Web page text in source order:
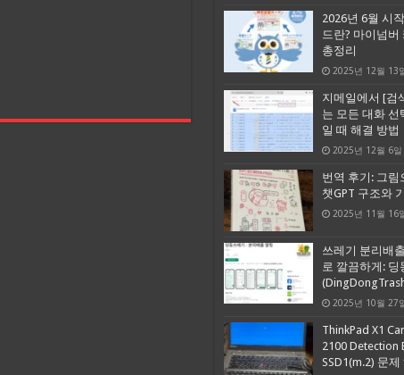
2026년 6월 시
드란? 마이넘버
총정리
2025년 12월 13
지메일에서 [검
는 모든 대화 선
일 때 해결 방법
2025년 12월 6일
번역 후기: 그림
챗GPT 구조와
2025년 11월 16
쓰레기 분리배
로 깔끔하게: 딩
2025년 10월 27
ThinkPad X1
2100 Detection
SSD1(m.2) 문제